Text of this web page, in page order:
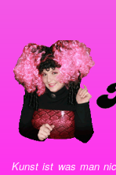
menu
Kunst ist was man